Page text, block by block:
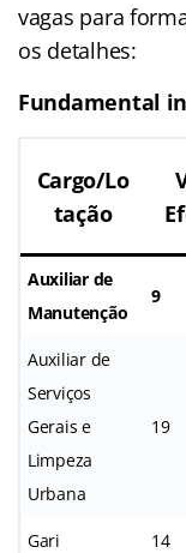
vagas para
os detalhes:
Fundamental
Cargo/Lo
tação
Auxiliar de
Manutenção
9
Auxiliar de
Serviços
Gerais e
Limpeza
Urbana
19
Gari 14